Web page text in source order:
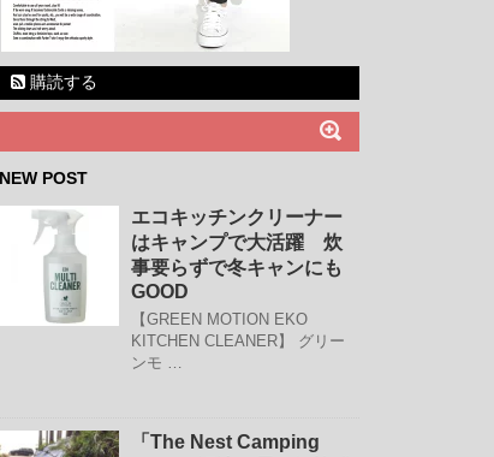
購読する
NEW POST
エコキッチンクリーナー
はキャンプで大活躍 炊
事要らずで冬キャンにも
GOOD
【GREEN MOTION EKO
KITCHEN CLEANER】 グリー
ンモ …
「The Nest Camping